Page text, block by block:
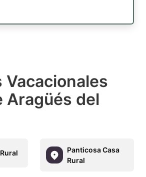
Vacacionales
Aragüés del
Panticosa Casa
Rural